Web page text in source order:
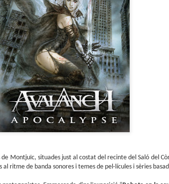
Montjuïc, situades just al costat del recinte del Saló del
ritme de banda sonores i temes de pel·lícules i sèries